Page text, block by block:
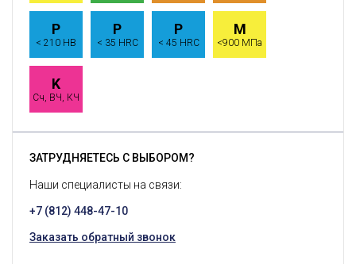
P
< 210 HB
P
< 35 HRC
P
< 45 HRC
M
<900 МПа
K
Сч, ВЧ, КЧ
ЗАТРУДНЯЕТЕСЬ С ВЫБОРОМ?
Наши специалисты на связи:
+7 (812) 448-47-10
Заказать обратный звонок